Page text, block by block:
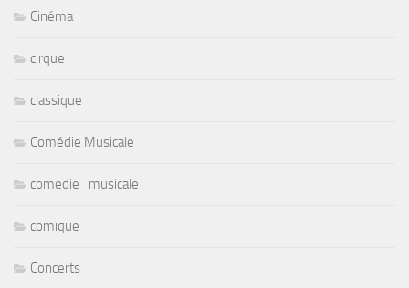
Cinéma
cirque
classique
Comédie Musicale
comedie_musicale
comique
Concerts